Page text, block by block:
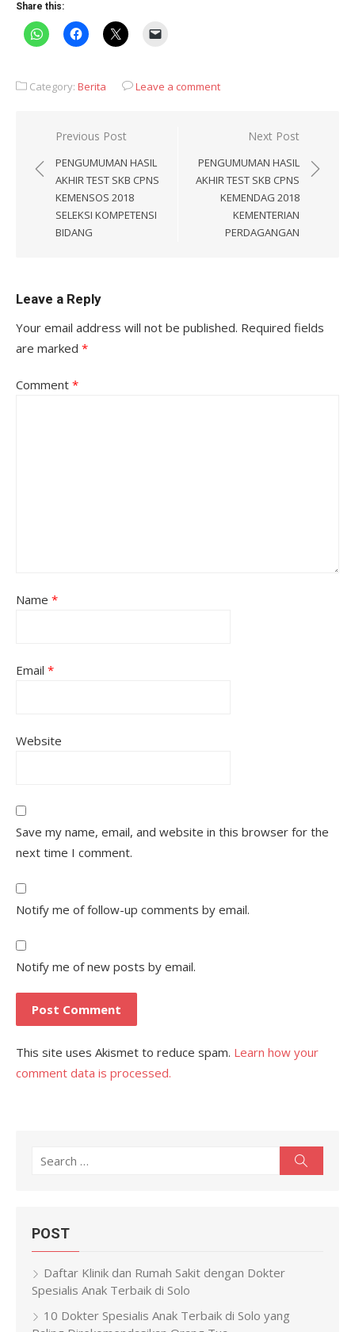
Share this:
Category: Berita Leave a comment
Post
navigation
Previous Post
PENGUMUMAN HASIL
AKHIR TEST SKB CPNS
KEMENSOS 2018
SELEKSI KOMPETENSI
BIDANG
Next Post
PENGUMUMAN HASIL
AKHIR TEST SKB CPNS
KEMENDAG 2018
KEMENTERIAN
PERDAGANGAN
Leave a Reply
Your email address will not be published. Required fields
are marked *
Comment *
Name *
Email *
Website
Save my name, email, and website in this browser for the
next time I comment.
Notify me of follow-up comments by email.
Notify me of new posts by email.
This site uses Akismet to reduce spam. Learn how your
comment data is processed.
Search
POST
Daftar Klinik dan Rumah Sakit dengan Dokter
Spesialis Anak Terbaik di Solo
10 Dokter Spesialis Anak Terbaik di Solo yang